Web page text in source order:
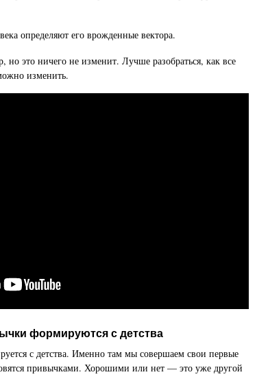
определяют его врожденные вектора.
но это ничего не изменит. Лучше разобраться, как все
изменить.
формируются с детства
с детства. Именно там мы совершаем свои первые
привычками. Хорошими или нет — это уже другой